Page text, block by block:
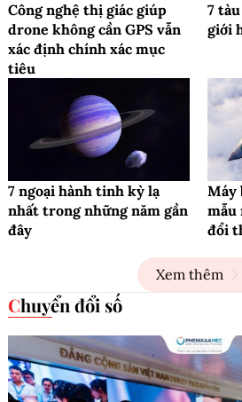
Công nghệ thị giác giúp
drone không cần GPS vẫn
xác định chính xác mục
tiêu
7
giới
7 ngoại hành tinh kỳ lạ
nhất trong những năm gần
đây
Máy
mẫu
đổi
Xem thêm
Chuyển đổi số